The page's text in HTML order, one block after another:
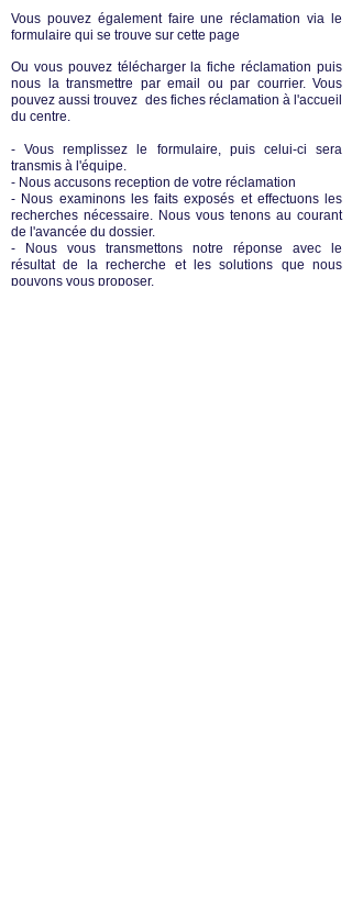
Vous pouvez également faire une réclamation via le
formulaire qui se trouve sur cette page
Ou vous pouvez télécharger la fiche réclamation puis
nous la transmettre par email ou par courrier. Vous
pouvez aussi trouvez des fiches réclamation à l'accueil
du centre.
- Vous remplissez le formulaire, puis celui-ci sera
transmis à l'équipe.
- Nous accusons reception de votre réclamation
- Nous examinons les faits exposés et effectuons les
recherches nécessaire. Nous vous tenons au courant
de l'avancée du dossier.
- Nous vous transmettons notre réponse avec le
résultat de la recherche et les solutions que nous
pouvons vous proposer.